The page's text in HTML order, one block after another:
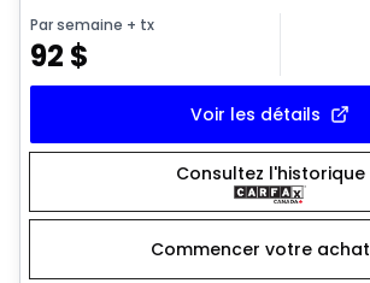
Par semaine + tx
92 $
Voir les détails
Consultez l'historique
Commencer votre achat